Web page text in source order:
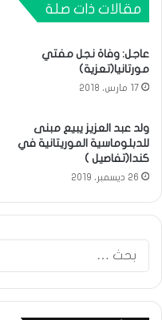
مقالات ذات صلة
عاجل: وفاة نجل مفتي
مورتانيا(تعزية)
17 مارس، 2018
ولد عبد العزيز يبيع مبنى
للدبلوماسية الموريتانية في
كندا(تفاصيل )
26 ديسمبر، 2019